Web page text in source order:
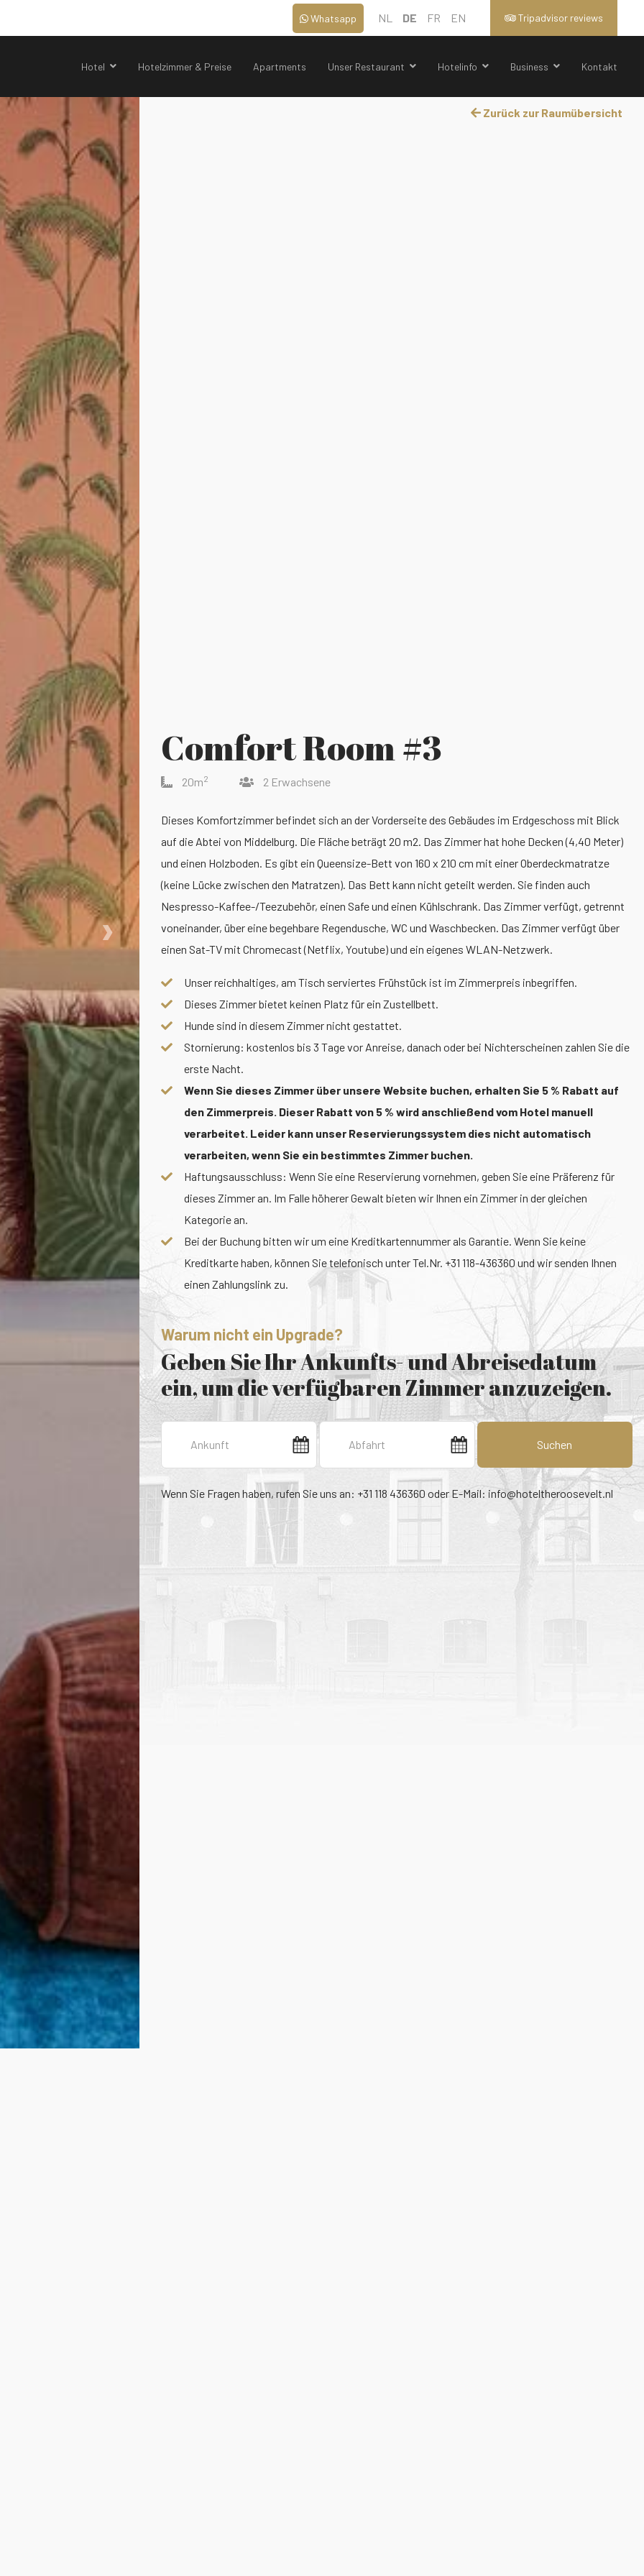
Tripadvisor reviews
NL DE FR EN
Whatsapp
Hotel Hotelzimmer & Preise Apartments Unser Restaurant Hotelinfo Business Kontakt
Zurück zur Raumübersicht
›
Comfort Room #3
20m2 2 Erwachsene
Dieses Komfortzimmer befindet sich an der Vorderseite des Gebäudes im Erdgeschoss mit Blick
auf die Abtei von Middelburg. Die Fläche beträgt 20 m2. Das Zimmer hat hohe Decken (4,40 Meter)
und einen Holzboden. Es gibt ein Queensize-Bett von 160 x 210 cm mit einer Oberdeckmatratze
(keine Lücke zwischen den Matratzen). Das Bett kann nicht geteilt werden. Sie finden auch
Nespresso-Kaffee-/Teezubehör, einen Safe und einen Kühlschrank. Das Zimmer verfügt, getrennt
voneinander, über eine begehbare Regendusche, WC und Waschbecken. Das Zimmer verfügt über
einen Sat-TV mit Chromecast (Netflix, Youtube) und ein eigenes WLAN-Netzwerk.
Unser reichhaltiges, am Tisch serviertes Frühstück ist im Zimmerpreis inbegriffen.
Dieses Zimmer bietet keinen Platz für ein Zustellbett.
Hunde sind in diesem Zimmer nicht gestattet.
Stornierung: kostenlos bis 3 Tage vor Anreise, danach oder bei Nichterscheinen zahlen Sie die
erste Nacht.
Wenn Sie dieses Zimmer über unsere Website buchen, erhalten Sie 5 % Rabatt auf
den Zimmerpreis. Dieser Rabatt von 5 % wird anschließend vom Hotel manuell
verarbeitet. Leider kann unser Reservierungssystem dies nicht automatisch
verarbeiten, wenn Sie ein bestimmtes Zimmer buchen.
Haftungsausschluss: Wenn Sie eine Reservierung vornehmen, geben Sie eine Präferenz für
dieses Zimmer an. Im Falle höherer Gewalt bieten wir Ihnen ein Zimmer in der gleichen
Kategorie an.
Bei der Buchung bitten wir um eine Kreditkartennummer als Garantie. Wenn Sie keine
Kreditkarte haben, können Sie telefonisch unter Tel.Nr. +31 118-436360 und wir senden Ihnen
einen Zahlungslink zu.
Warum nicht ein Upgrade?
Geben Sie Ihr Ankunfts- und Abreisedatum
ein, um die verfügbaren Zimmer anzuzeigen.
Suchen
Wenn Sie Fragen haben, rufen Sie uns an: +31 118 436360 oder E-Mail: info@hoteltheroosevelt.nl